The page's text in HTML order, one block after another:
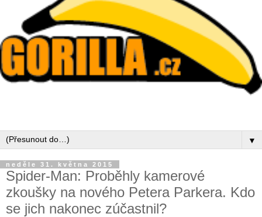
▼
neděle 31. května 2015
Spider-Man: Proběhly kamerové
zkoušky na nového Petera Parkera. Kdo
se jich nakonec zúčastnil?